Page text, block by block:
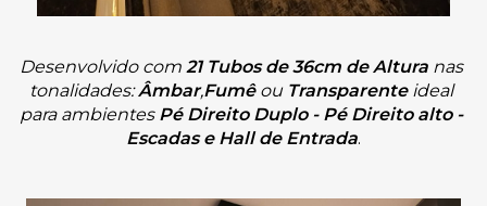
Desenvolvido com 21 Tubos de 36cm de Altura nas
tonalidades: Âmbar,Fumê ou Transparente ideal
para ambientes Pé Direito Duplo - Pé Direito alto -
Escadas e Hall de Entrada.